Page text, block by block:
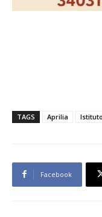
TAGS Aprilia
Facebook